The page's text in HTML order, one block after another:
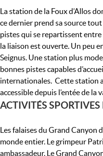
La station de la Foux d’Allos
ce dernier prend sa source
pistes qui se repartissent
la liaison est ouverte. Un peu
Seignus. Une station plus
bonnes pistes capables
internationales. Cette station a
accessible depuis l’entée de la
ACTIVITÉS SPORTIVES
Les falaises du Grand Canyon
monde entier. Le grimpeur
ambassadeur. Le Grand